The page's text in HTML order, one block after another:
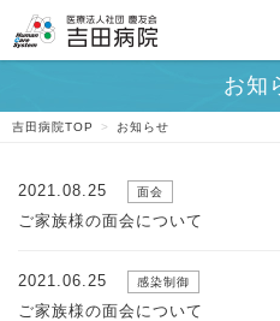
吉田病院TOP > お知らせ
2021.08.25 面会
ご家族様の面会について
2021.06.25 感染制御
ご家族様の面会について